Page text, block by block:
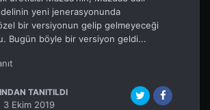
yeni jenerasyonunda
bir versiyonun gelip gelmeyeceği
Bugün böyle bir versiyon geldi...
TANITILDI
3 Ekim 2019